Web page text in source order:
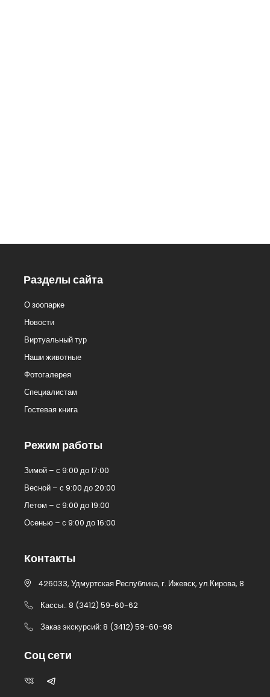
Разделы сайта
О зоопарке
Новости
Виртуальный тур
Наши животные
Фотогалерея
Специалистам
Гостевая книга
Режим работы
Зимой – с 9:00 до 17:00
Весной – с 9:00 до 20:00
Летом – с 9:00 до 19:00
Осенью – с 9:00 до 16:00
Контакты
426033, Удмуртская Республика, г. Ижевск, ул.Кирова, 8
Кассы.: 8 (3412) 59-60-62
Заказ экскурсий: 8 (3412) 59-60-98
Соц сети